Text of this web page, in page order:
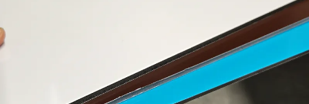
FABRIEKSTOUR
KWALITEITSCONTROLE